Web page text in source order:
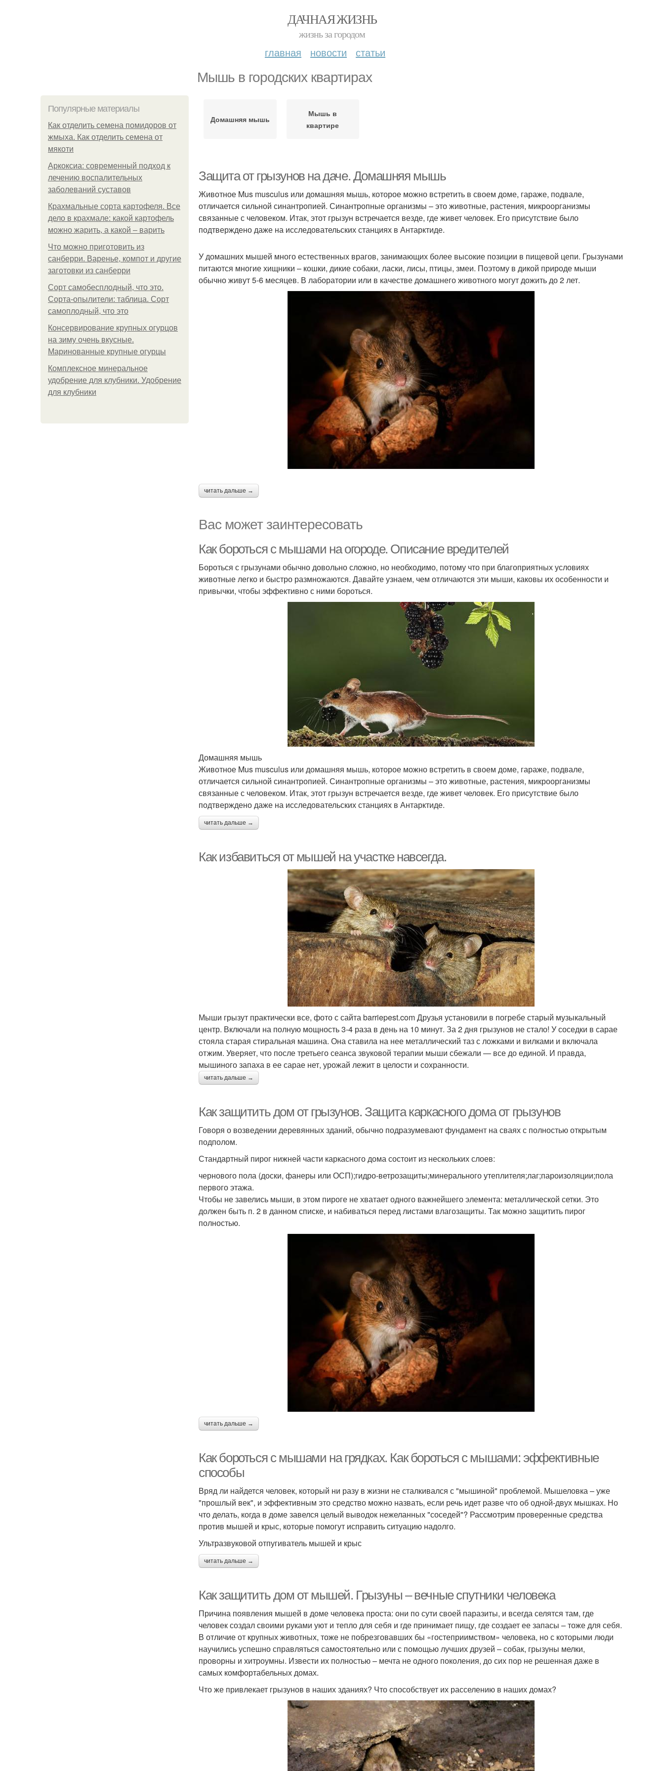
ДАЧНАЯ ЖИЗНЬ
жизнь за городом
главная новости статьи
Мышь в городских квартирах
Популярные материалы
Как отделить семена помидоров от
жмыха. Как отделить семена от
мякоти
Аркоксиа: современный подход к
лечению воспалительных
заболеваний суставов
Крахмальные сорта картофеля. Все
дело в крахмале: какой картофель
можно жарить, а какой – варить
Что можно приготовить из
санберри. Варенье, компот и другие
заготовки из санберри
Сорт самобесплодный, что это.
Сорта-опылители: таблица. Сорт
самоплодный, что это
Консервирование крупных огурцов
на зиму очень вкусные.
Маринованные крупные огурцы
Комплексное минеральное
удобрение для клубники. Удобрение
для клубники
Домашняя мышь
Мышь в
квартире
Защита от грызунов на даче. Домашняя мышь
Животное Mus musculus или домашняя мышь, которое можно встретить в своем доме, гараже, подвале,
отличается сильной синантропией. Синантропные организмы – это животные, растения, микроорганизмы
связанные с человеком. Итак, этот грызун встречается везде, где живет человек. Его присутствие было
подтверждено даже на исследовательских станциях в Антарктиде.
У домашних мышей много естественных врагов, занимающих более высокие позиции в пищевой цепи. Грызунами
питаются многие хищники – кошки, дикие собаки, ласки, лисы, птицы, змеи. Поэтому в дикой природе мыши
обычно живут 5-6 месяцев. В лаборатории или в качестве домашнего животного могут дожить до 2 лет.
читать дальше →
Вас может заинтересовать
Как бороться с мышами на огороде. Описание вредителей
Бороться с грызунами обычно довольно сложно, но необходимо, потому что при благоприятных условиях
животные легко и быстро размножаются. Давайте узнаем, чем отличаются эти мыши, каковы их особенности и
привычки, чтобы эффективно с ними бороться.
Домашняя мышь
Животное Mus musculus или домашняя мышь, которое можно встретить в своем доме, гараже, подвале,
отличается сильной синантропией. Синантропные организмы – это животные, растения, микроорганизмы
связанные с человеком. Итак, этот грызун встречается везде, где живет человек. Его присутствие было
подтверждено даже на исследовательских станциях в Антарктиде.
читать дальше →
Как избавиться от мышей на участке навсегда.
Мыши грызут практически все, фото с сайта barriepest.com Друзья установили в погребе старый музыкальный
центр. Включали на полную мощность 3-4 раза в день на 10 минут. За 2 дня грызунов не стало! У соседки в сарае
стояла старая стиральная машина. Она ставила на нее металлический таз с ложками и вилками и включала
отжим. Уверяет, что после третьего сеанса звуковой терапии мыши сбежали — все до единой. И правда,
мышиного запаха в ее сарае нет, урожай лежит в целости и сохранности.
читать дальше →
Как защитить дом от грызунов. Защита каркасного дома от грызунов
Говоря о возведении деревянных зданий, обычно подразумевают фундамент на сваях с полностью открытым
подполом.
Стандартный пирог нижней части каркасного дома состоит из нескольких слоев:
чернового пола (доски, фанеры или ОСП);гидро-ветрозащиты;минерального утеплителя;лаг;пароизоляции;пола
первого этажа.
Чтобы не завелись мыши, в этом пироге не хватает одного важнейшего элемента: металлической сетки. Это
должен быть п. 2 в данном списке, и набиваться перед листами влагозащиты. Так можно защитить пирог
полностью.
читать дальше →
Как бороться с мышами на грядках. Как бороться с мышами: эффективные
способы
Вряд ли найдется человек, который ни разу в жизни не сталкивался с "мышиной" проблемой. Мышеловка – уже
"прошлый век", и эффективным это средство можно назвать, если речь идет разве что об одной-двух мышках. Но
что делать, когда в доме завелся целый выводок нежеланных "соседей"? Рассмотрим проверенные средства
против мышей и крыс, которые помогут исправить ситуацию надолго.
Ультразвуковой отпугиватель мышей и крыс
читать дальше →
Как защитить дом от мышей. Грызуны – вечные спутники человека
Причина появления мышей в доме человека проста: они по сути своей паразиты, и всегда селятся там, где
человек создал своими руками уют и тепло для себя и где принимает пищу, где создает ее запасы – тоже для себя.
В отличие от крупных животных, тоже не побрезговавших бы «гостеприимством» человека, но с которыми люди
научились успешно справляться самостоятельно или с помощью лучших друзей – собак, грызуны мелки,
проворны и хитроумны. Извести их полностью – мечта не одного поколения, до сих пор не решенная даже в
самых комфортабельных домах.
Что же привлекает грызунов в наших зданиях? Что способствует их расселению в наших домах?